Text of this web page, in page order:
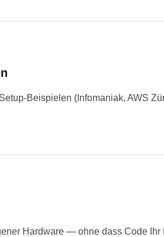
Beispielen (Infomaniak, AWS
Hardware — ohne dass Code Ihr